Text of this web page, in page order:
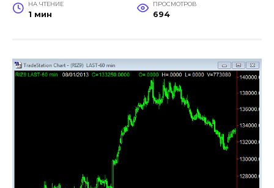
НА ЧТЕНИЕ
1 мин
ПРОСМОТРОВ
694